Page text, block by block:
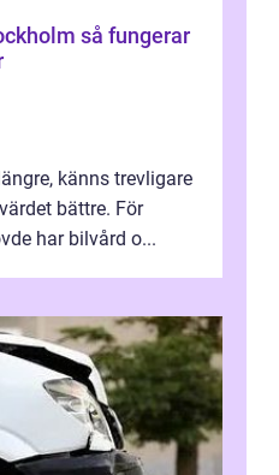
fungerar
känns trevligare
bättre. För
har bilvård o...